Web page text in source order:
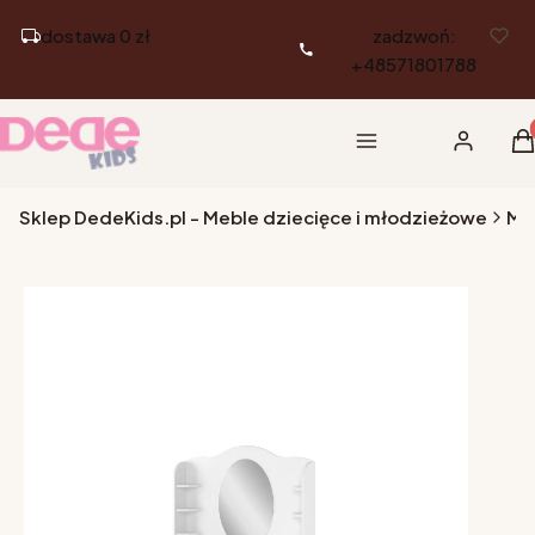
dostawa 0 zł
zadzwoń:
+48571801788
Menu Zaloguj się
Sklep DedeKids.pl - Meble dziecięce i młodzieżowe